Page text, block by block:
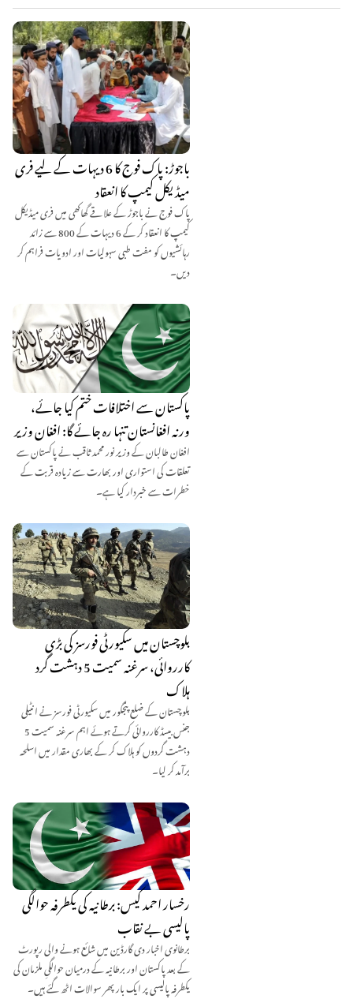
باجوڑ: پاک فوج کا 6 دیہات کے لیے فری
میڈیکل کیمپ کا انعقاد
پاک فوج نے باجوڑ کے علاقے گھاکھی میں فری میڈیکل
کیمپ کا انعقاد کر کے 6 دیہات کے 800 سے زائد
رہائشیوں کو مفت طبی سہولیات اور ادویات فراہم کر
دیں۔
پاکستان سے اختلافات ختم کیا جائے،
ورنہ افغانستان تنہا رہ جائے گا: افغان وزیر
افغان طالبان کے وزیر نور محمد ثاقب نے پاکستان سے
تعلقات کی استواری اور بھارت سے زیادہ قربت کے
خطرات سے خبردار کیا ہے۔
بلوچستان میں سکیورٹی فورسز کی بڑی
کارروائی، سرغنہ سمیت 5 دہشت گرد
ہلاک
بلوچستان کے ضلع پنجگور میں سکیورٹی فورسز نے انٹیلی
جنس بیسڈ کارروائی کرتے ہوئے اہم سرغنہ سمیت 5
دہشت گردوں کو ہلاک کر کے بھاری مقدار میں اسلحہ
برآمد کر لیا۔
رخسار احمد کیس: برطانیہ کی یکطرفہ حوالگی
پالیسی بے نقاب
برطانوی اخبار دی گارڈین میں شائع ہونے والی رپورٹ
کے بعد پاکستان اور برطانیہ کے درمیان حوالگیِ ملزمان کی
یکطرفہ پالیسی پر ایک بار پھر سوالات اٹھ گئے ہیں۔